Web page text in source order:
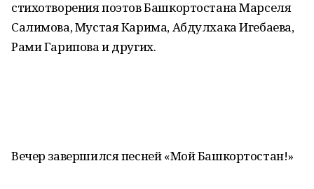
стихотворения поэтов Башкортостана Марселя
Салимова, Мустая Карима, Абдулхака Игебаева,
Рами Гарипова и других.
Вечер завершился песней «Мой Башкортостан!»